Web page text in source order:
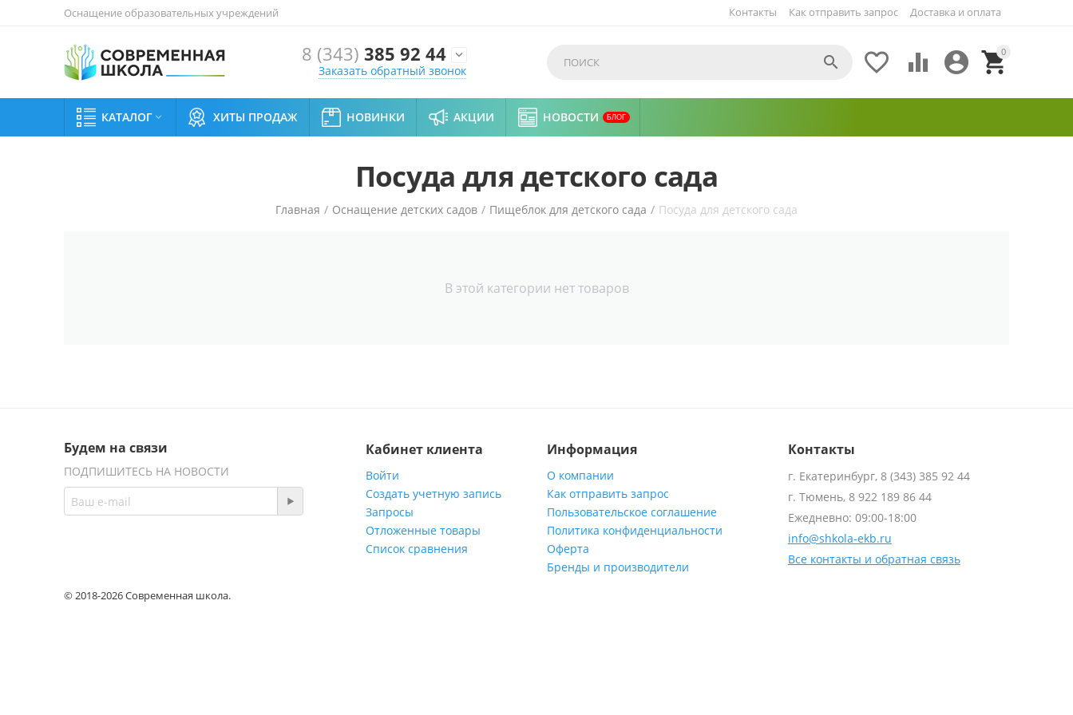
Оснащение образовательных учреждений Как отправить запрос Доставка и оплата
Контакты
8 (343) 385 92 44 
Заказать обратный звонок
0


 

КАТАЛОГ  ХИТЫ ПРОДАЖ НОВИНКИ АКЦИИ НОВОСТИ БЛОГ
Посуда для детского сада
Главная / Оснащение детских садов / Пищеблок для детского сада / Посуда для детского сада
В этой категории нет товаров
Будем на связи
ПОДПИШИТЕСЬ НА НОВОСТИ
Кабинет клиента
Войти
Создать учетную запись
Запросы
Отложенные товары
Список сравнения
Информация
О компании
Как отправить запрос
Пользовательское соглашение
Политика конфиденциальности
Оферта
Бренды и производители
Контакты
г. Екатеринбург, 8 (343) 385 92 44
г. Тюмень, 8 922 189 86 44
Ежедневно: 09:00-18:00
info@shkola-ekb.ru
Все контакты и обратная связь
© 2018-2026 Современная школа.